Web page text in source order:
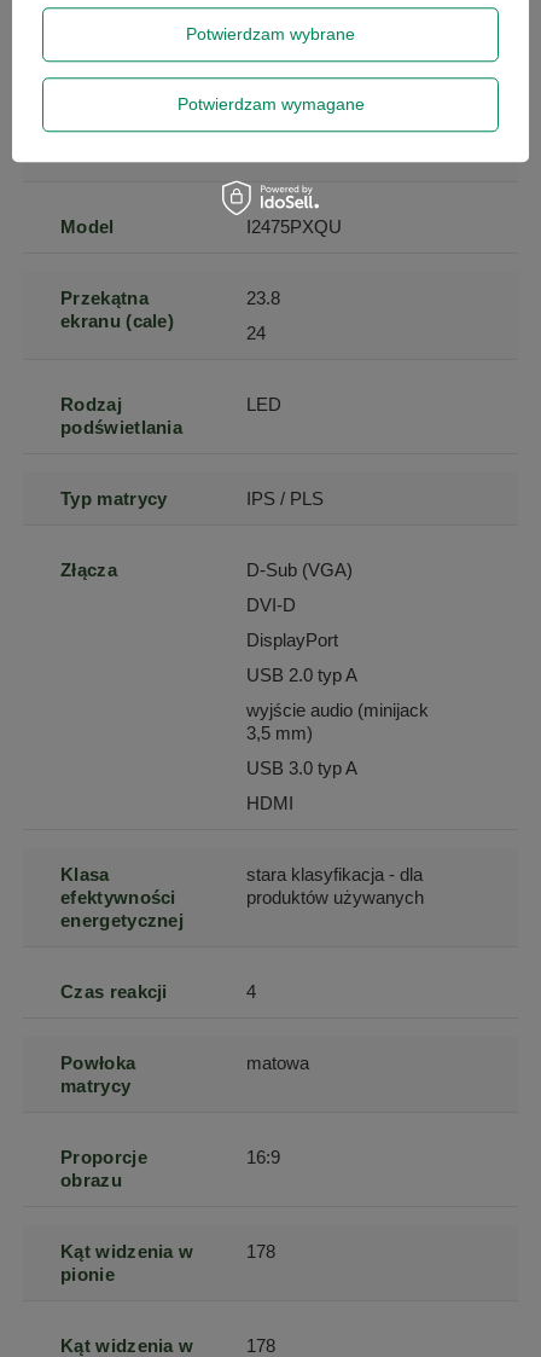
Stan Uszkodzony
Kod producenta I2475PXQU
Model I2475PXQU
Przekątna
ekranu (cale)
23.8
24
Rodzaj
podświetlania
LED
Typ matrycy IPS / PLS
Złącza
D-Sub (VGA)
DVI-D
DisplayPort
USB 2.0 typ A
wyjście audio (minijack
3,5 mm)
USB 3.0 typ A
HDMI
Klasa
efektywności
energetycznej
stara klasyfikacja - dla
produktów używanych
Czas reakcji 4
Powłoka
matrycy
matowa
Proporcje
obrazu
16:9
Kąt widzenia w
pionie
178
Kąt widzenia w 178
Potwierdzam wybrane
Potwierdzam wymagane